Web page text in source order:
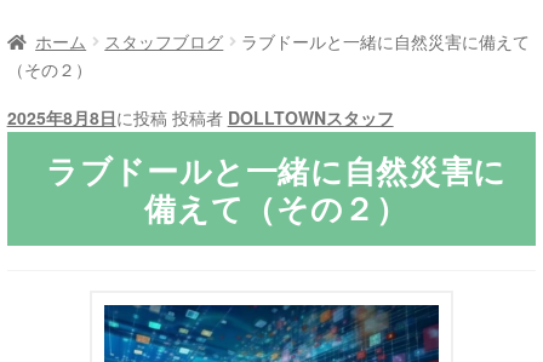
商品一覧
ご利用ガイド
ラブドール買取・処分
サ
メ
無料引き取り
よくあるご質問
ホーム スタッフブログ
ラブドールと一緒に自然災害に備えて
（その２）
2025年8月8日に投稿 投稿者 DOLLTOWNスタッフ
ラブドールと一緒に自然災害に
備えて（その２）